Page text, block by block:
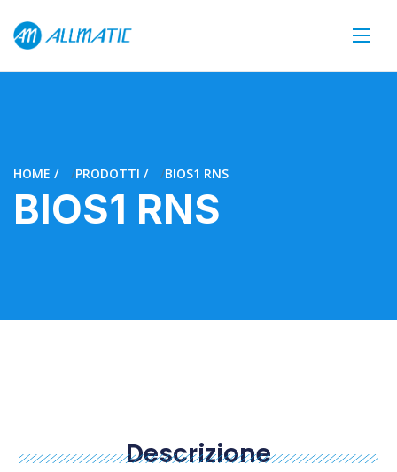
HOME PRODOTTI BIOS1 RNS
BIOS1 RNS
Descrizione